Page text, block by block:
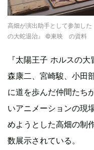
高畑が演出助手として参加し
の大蛇退治』 ©東映 の資料
『太陽王子 ホルスの
森康二、宮崎駿、小田
に道を歩んだ仲間たち
いアニメーションの現
めようとした高畑の制
数展示されている。